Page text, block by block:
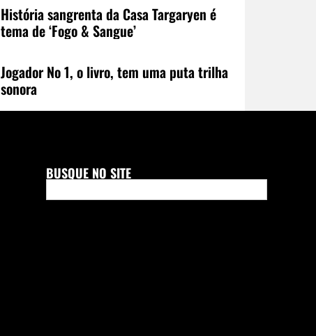
História sangrenta da Casa Targaryen é
tema de ‘Fogo & Sangue’
Jogador No 1, o livro, tem uma puta trilha
sonora
BUSQUE NO SITE